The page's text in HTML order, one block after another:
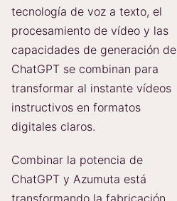
tecnología de voz a texto, el
procesamiento de vídeo y las
capacidades de generación de
ChatGPT se combinan para
transformar al instante vídeos
instructivos en formatos
digitales claros.
Combinar la potencia de
ChatGPT y Azumuta está
transformando la fabricación.